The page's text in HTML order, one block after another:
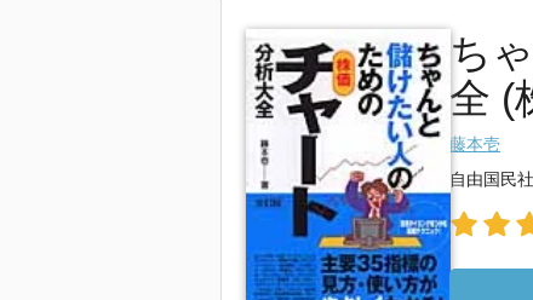
ち
全 (
藤本壱
自由国民社